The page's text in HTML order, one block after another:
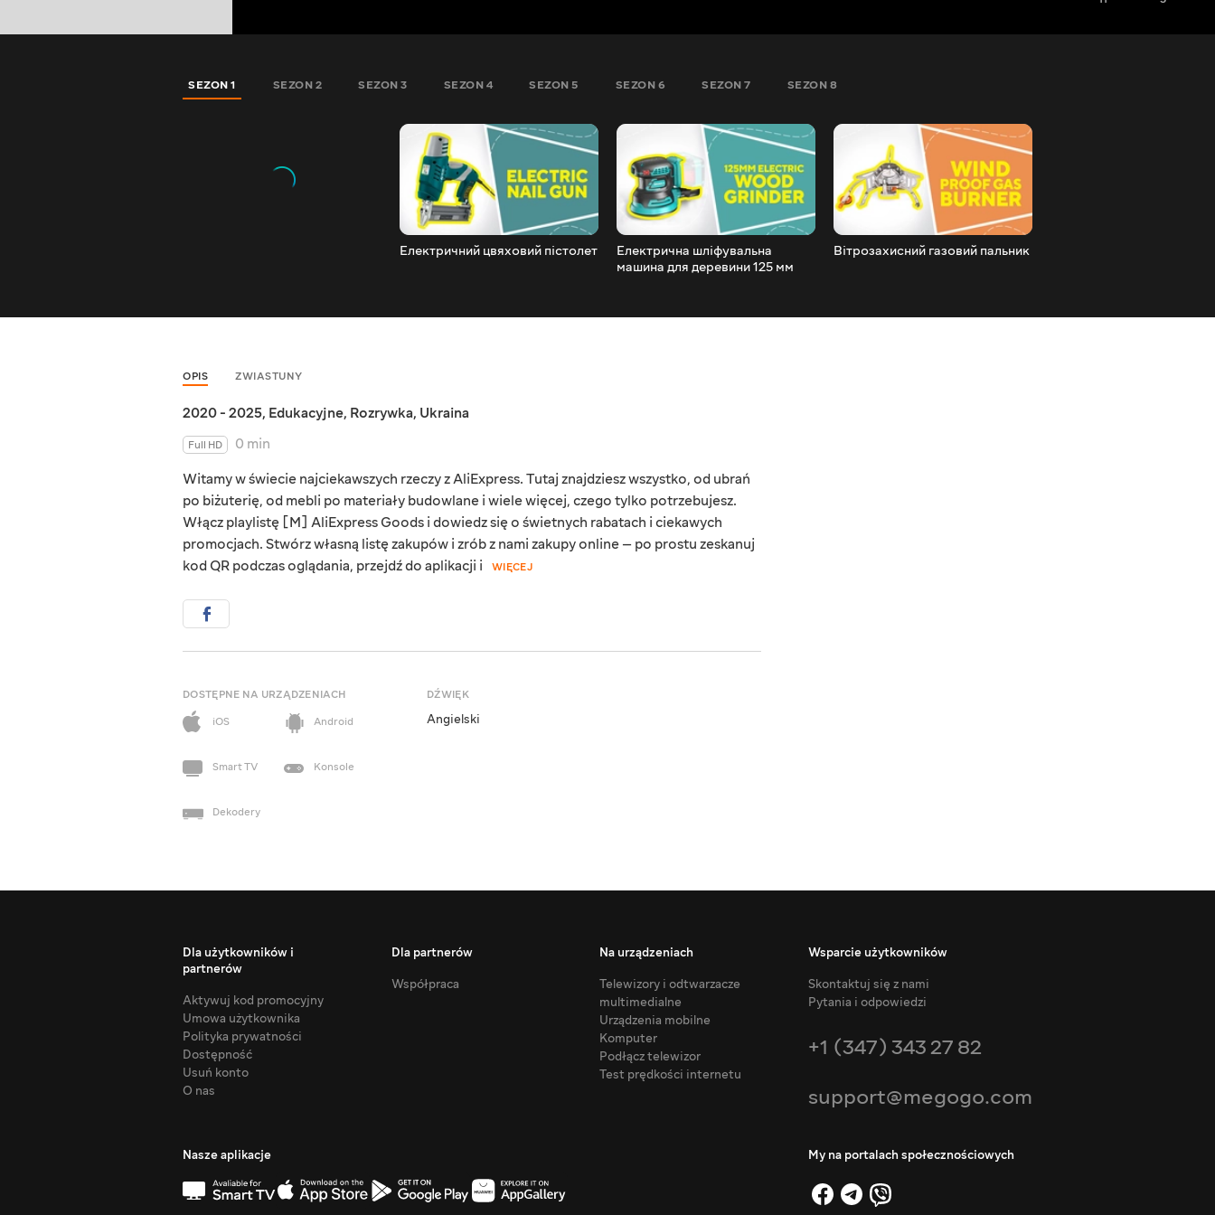
SEZON 1 SEZON 2 SEZON 3 SEZON 4 SEZON 5 SEZON 6 SEZON 7 SEZON 8
Електричний цвяховий пістолет
Електрична шліфувальна
машина для деревини 125 мм
Вітрозахисний газовий пальник
OPIS ZWIASTUNY
2020 - 2025, Edukacyjne, Rozrywka, Ukraina
Full HD
0 min
Witamy w świecie najciekawszych rzeczy z AliExpress. Tutaj znajdziesz wszystko, od ubrań
po biżuterię, od mebli po materiały budowlane i wiele więcej, czego tylko potrzebujesz.
Włącz playlistę [M] AliExpress Goods i dowiedz się o świetnych rabatach i ciekawych
promocjach. Stwórz własną listę zakupów i zrób z nami zakupy online — po prostu zeskanuj
kod QR podczas oglądania, przejdź do aplikacji i
WIĘCEJ
DOSTĘPNE NA URZĄDZENIACH
iOS
Android
Smart TV Konsole
Dekodery
DŹWIĘK
Angielski
Dla użytkowników i
partnerów
Aktywuj kod promocyjny
Umowa użytkownika
Polityka prywatności
Dostępność
Usuń konto
O nas
Dla partnerów
Współpraca
Na urządzeniach
Telewizory i odtwarzacze
multimedialne
Urządzenia mobilne
Komputer
Podłącz telewizor
Test prędkości internetu
Wsparcie użytkowników
Skontaktuj się z nami
Pytania i odpowiedzi
+1 (347) 343 27 82
support@megogo.com
Nasze aplikacje My na portalach społecznościowych